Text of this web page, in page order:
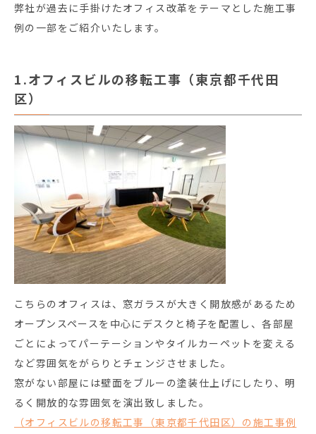
弊社が過去に手掛けたオフィス改革をテーマとした施工事
例の一部をご紹介いたします。
1.オフィスビルの移転工事（東京都千代田
区）
こちらのオフィスは、窓ガラスが大きく開放感があるため
オープンスペースを中心にデスクと椅子を配置し、各部屋
ごとによってパーテーションやタイルカーペットを変える
など雰囲気をがらりとチェンジさせました。
窓がない部屋には壁面をブルーの塗装仕上げにしたり、明
るく開放的な雰囲気を演出致しました。
（オフィスビルの移転工事（東京都千代田区）の施工事例